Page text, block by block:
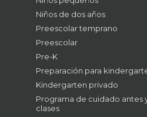
Niños de dos años
Preescolar temprano
Preescolar
Pre-K
Preparación para
Kindergarten privado
Programa de cuidado antes
clases